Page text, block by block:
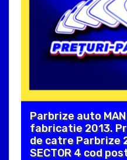
Parbrize auto MAN
fabricatie 2013.
de catre Parbrize
SECTOR 4 cod